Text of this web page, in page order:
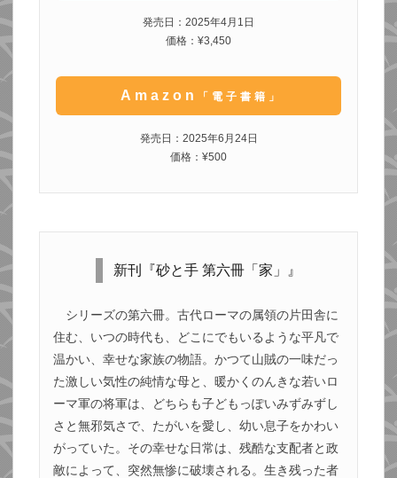
発売日：2025年4月1日
価格：¥3,450
Amazon 「電子書籍」
発売日：2025年6月24日
価格：¥500
新刊『砂と手 第六冊「家」』
シリーズの第六冊。古代ローマの属領の片田舎に
住む、いつの時代も、どこにでもいるような平凡で
温かい、幸せな家族の物語。かつて山賊の一味だっ
た激しい気性の純情な母と、暖かくのんきな若いロ
ーマ軍の将軍は、どちらも子どもっぽいみずみずし
さと無邪気さで、たがいを愛し、幼い息子をかわい
がっていた。その幸せな日常は、残酷な支配者と政
敵によって、突然無惨に破壊される。生き残った者